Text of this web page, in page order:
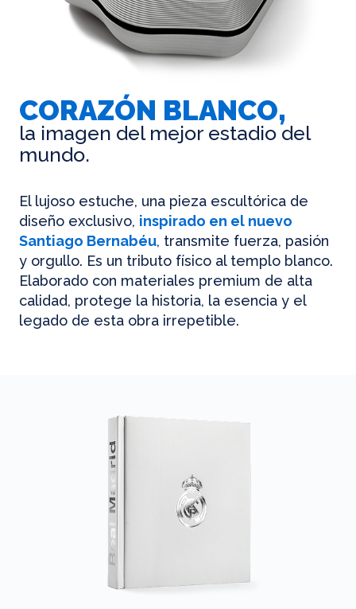
CORAZÓN BLANCO,
la imagen del mejor estadio del
mundo.
El lujoso estuche, una pieza escultórica de
diseño exclusivo, inspirado en el nuevo
Santiago Bernabéu, transmite fuerza, pasión
y orgullo. Es un tributo físico al templo blanco.
Elaborado con materiales premium de alta
calidad, protege la historia, la esencia y el
legado de esta obra irrepetible.